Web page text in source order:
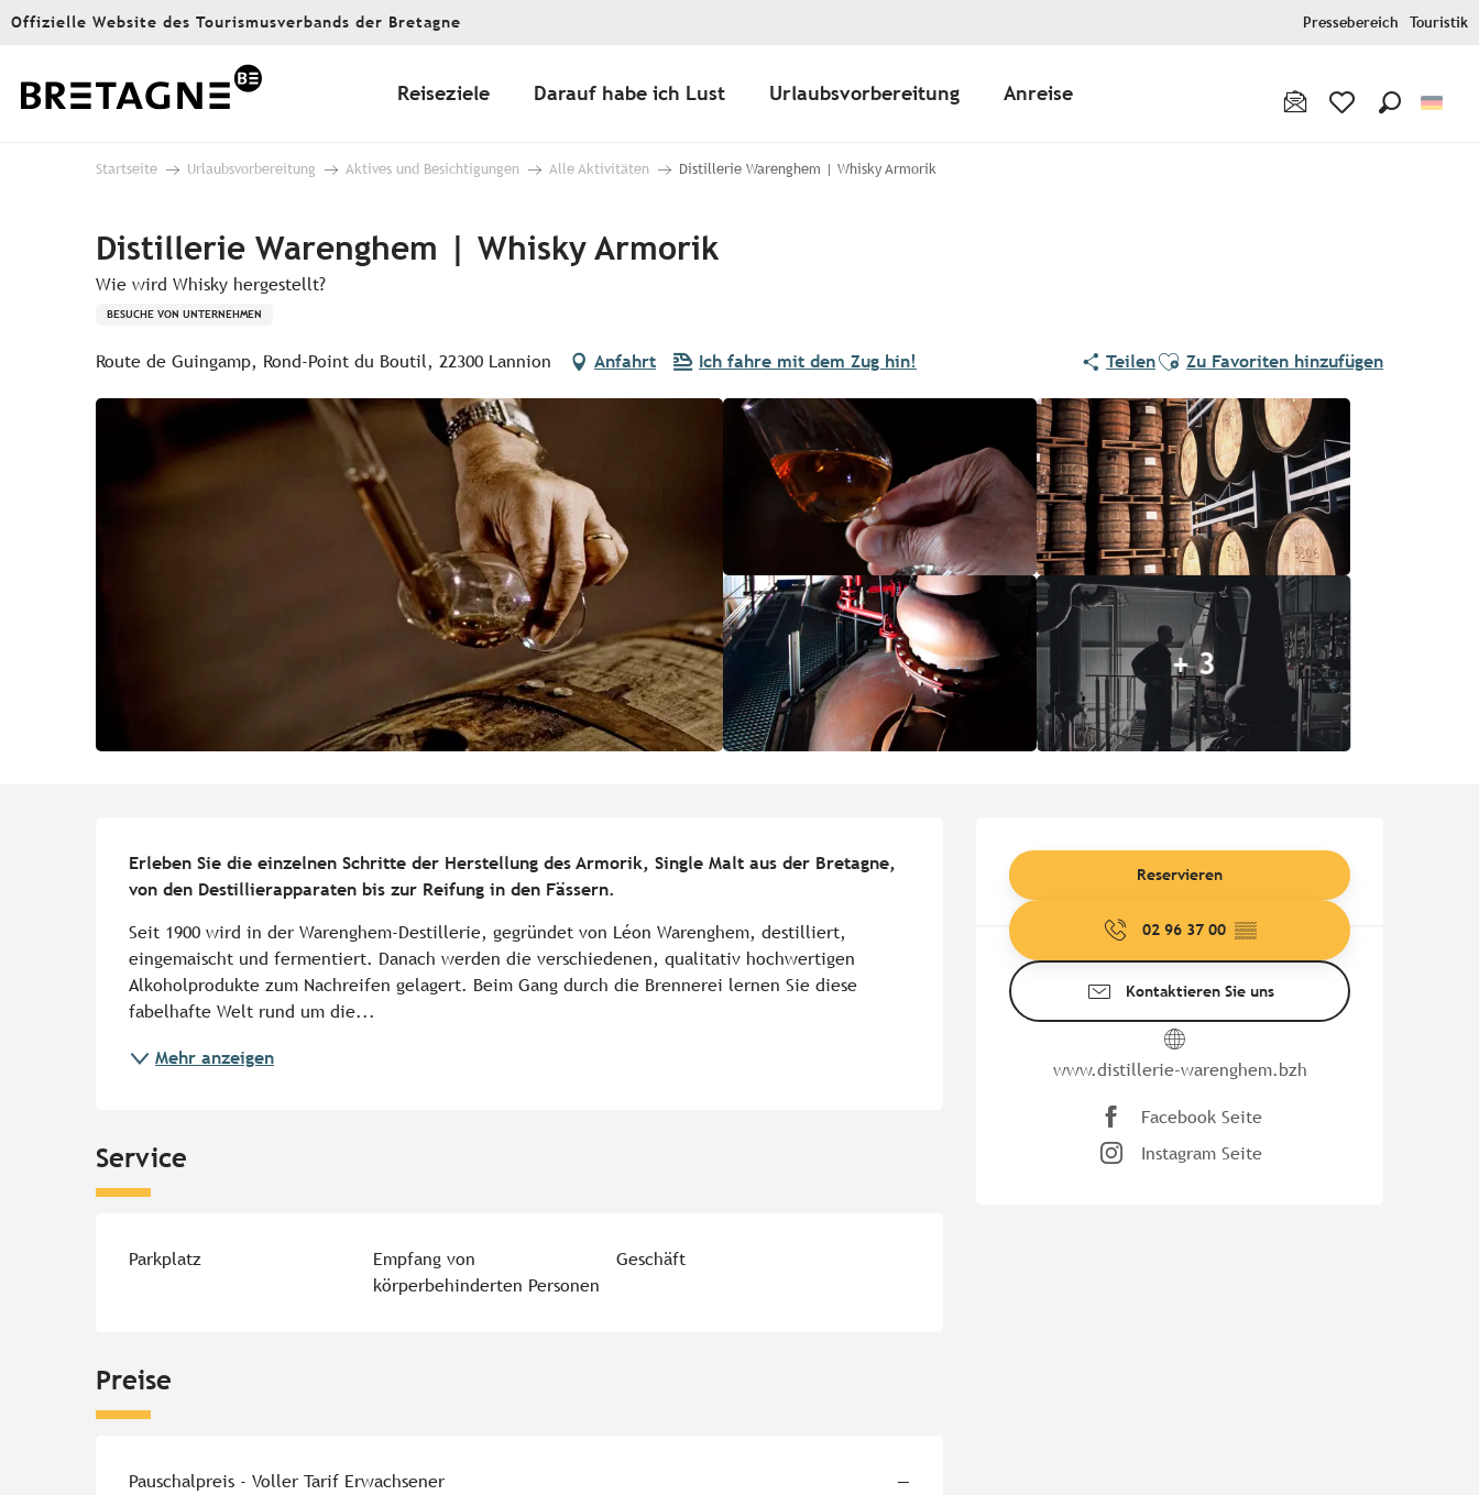
Aller
principal
Offizielle Website des Tourismusverbands der Bretagne Pressebereich Touristik
Reiseziele Darauf habe ich Lust Urlaubsvorbereitung Anreise
Startseite Urlaubsvorbereitung Aktives und Besichtigungen Alle Aktivitäten Distillerie Warenghem | Whisky Armorik
Distillerie Warenghem | Whisky Armorik
Wie wird Whisky hergestellt?
BESUCHE VON UNTERNEHMEN
Route de Guingamp, Rond-Point du Boutil, 22300 Lannion Anfahrt Ich fahre mit dem Zug hin! TeilenAjouter aux favoris
Zu Favoriten hinzufügen
+ 3
Öffnungszeiten &
Reservieren
02 96 37 00 ▒▒
Kontaktieren Sie uns
www.distillerie-warenghem.bzh
Facebook Seite
Instagram Seite
Erleben Sie die einzelnen Schritte der Herstellung des Armorik, Single Malt aus der Bretagne,
von den Destillierapparaten bis zur Reifung in den Fässern.
Seit 1900 wird in der Warenghem-Destillerie, gegründet von Léon Warenghem, destilliert,
eingemaischt und fermentiert. Danach werden die verschiedenen, qualitativ hochwertigen
Alkoholprodukte zum Nachreifen gelagert. Beim Gang durch die Brennerei lernen Sie diese
fabelhafte Welt rund um die...
Mehr anzeigen
Service
Parkplatz
Empfang von
körperbehinderten Personen
Geschäft
Preise
Preise 2026
Pauschalpreis - Voller Tarif Erwachsener —